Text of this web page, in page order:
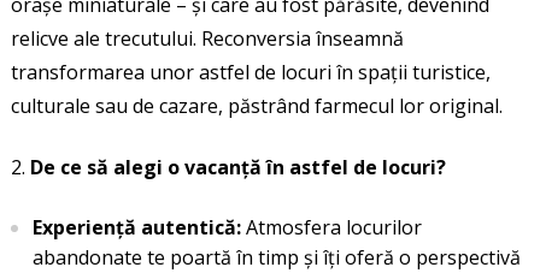
relicve ale trecutului. Reconversia înseamnă
transformarea unor astfel de locuri în spații turistice,
culturale sau de cazare, păstrând farmecul lor original.
De ce să alegi o vacanță în astfel de locuri?
Experiență autentică:Atmosfera locurilor
abandonate te poartă în timp și îți oferă o perspectivă